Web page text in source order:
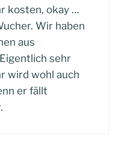
kosten, okay …
Wir haben
aus
sehr
wird wohl auch
er fällt